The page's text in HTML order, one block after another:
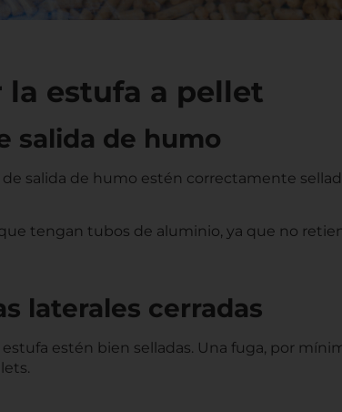
la estufa a pellet
salida de humo
salida de humo estén correctamente
tengan tubos de aluminio, ya que no
laterales cerradas
estén bien selladas. Una fuga, por